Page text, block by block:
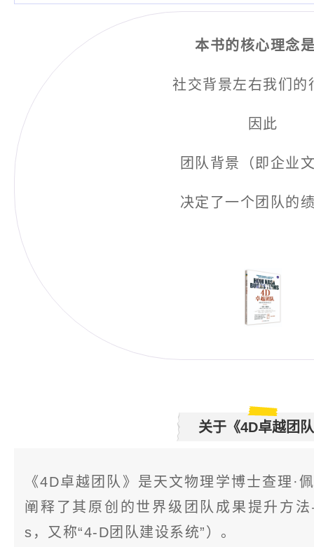
本书的核心理念
社交背景左右我们的
因此
团队背景（即企业
决定了一个团队的
关于《4D卓越团
《4D卓越团队》是天文物理学博士查理·
阐释了其原创的世界级团队成果提升方
s，又称“4-D团队建设系统”）。